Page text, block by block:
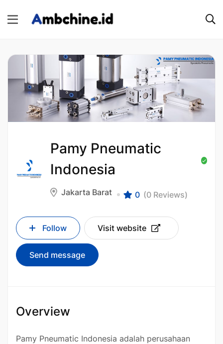
Pamy Pneumatic
Indonesia
Jakarta Barat 0 (0 Reviews)
Follow Visit website
Send message
Overview
Pamy Pneumatic Indonesia adalah perusahaan